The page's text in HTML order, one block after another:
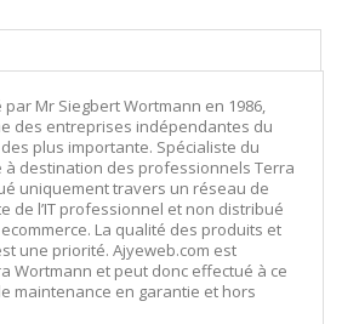
Mr Siegbert Wortmann en 1986,
des entreprises indépendantes du
plus importante. Spécialiste du
destination des professionnels Terra
uniquement travers un réseau de
de l’IT professionnel et non distribué
La qualité des produits et
une priorité. Ajyeweb.com est
Wortmann et peut donc effectué à ce
maintenance en garantie et hors